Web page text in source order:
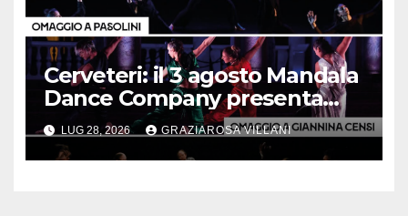
Cerveteri: il 3 agosto Mandala
Dance Company presenta
“Trittico d’autore”
LUG 28, 2026 GRAZIAROSA VILLANI